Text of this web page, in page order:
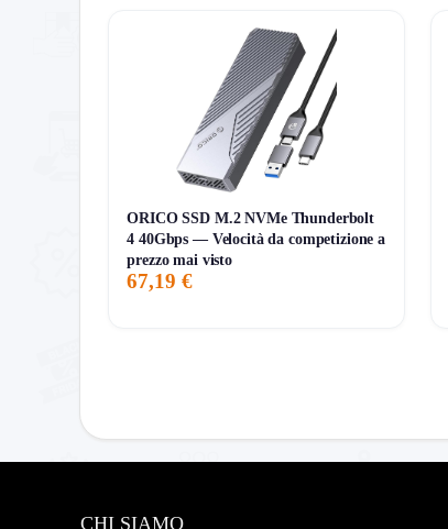
90G Tutto
ORICO SSD M.2 NVMe Thunderbolt
4 40Gbps — Velocità da competizione a
prezzo mai visto
67,19 €
CHI SIAMO